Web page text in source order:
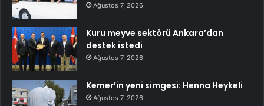
Ağustos 7, 2026
Kuru meyve sektörü Ankara’dan
destek istedi
Ağustos 7, 2026
Kemer’in yeni simgesi: Henna Heykeli
Ağustos 7, 2026